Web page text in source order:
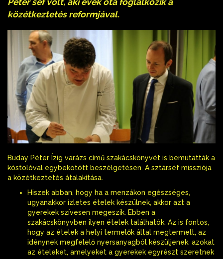
Péter séf volt, aki évek óta foglalkozik a
közétkeztetés reformjával.
Buday Péter Ízig varázs című szakácskönyvét is bemutatták a
kóstolóval egybekötött beszélgetésen. A sztárséf missziója
a közétkeztetés átalakítása.
Hiszek abban, hogy ha a menzákon egészséges,
ugyanakkor ízletes ételek készülnek, akkor azt a
gyerekek szívesen megeszik. Ebben a
szakácskönyvben ilyen ételek találhatók. Az is fontos,
hogy az ételek a helyi termelők által megtermelt, az
idénynek megfelelő nyersanyagból készüljenek. azokat
az ételeket, amelyeket a gyerekek egyrészt szeretnek